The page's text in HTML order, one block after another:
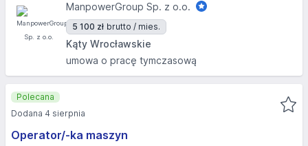
ManpowerGroup Sp. z o.o.
5 100 zł brutto / mies.
Kąty Wrocławskie
umowa o pracę tymczasową
Operator/-ka maszyn
Polecana
Dodana 4 sierpnia